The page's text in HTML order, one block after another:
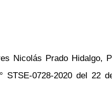
Nicolás Prado Hidalgo,
0728-2020 del 22